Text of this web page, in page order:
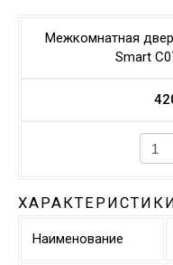
Межкомнатная
Smart
Наименование